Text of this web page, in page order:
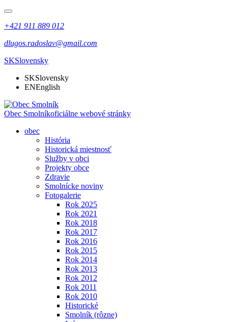
+421 911 889 012
dlugos.radoslav@gmail.com
SKSlovensky
SKSlovensky
ENEnglish
Obec Smolníkoficiálne webové stránky
obec
História
Historická miestnosť
Služby v obci
Projekty obce
Zdravie
Smolnícke noviny
Fotogalerie
Rok 2025
Rok 2021
Rok 2018
Rok 2017
Rok 2016
Rok 2015
Rok 2014
Rok 2013
Rok 2012
Rok 2011
Rok 2010
Historické
Smolník (rôzne)